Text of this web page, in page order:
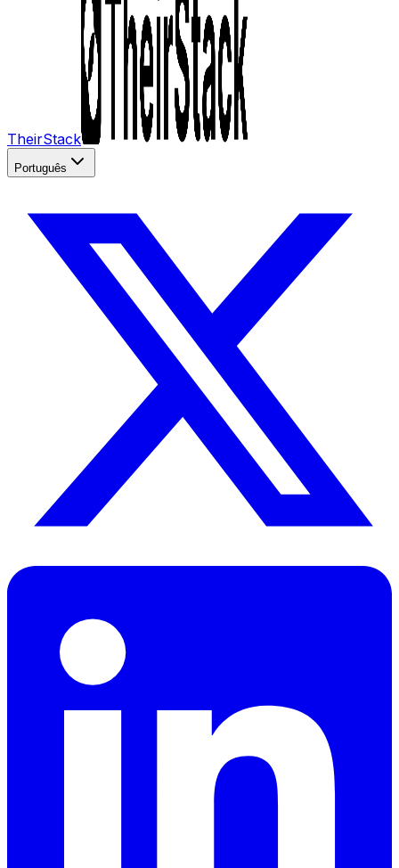
TheirStack
Português